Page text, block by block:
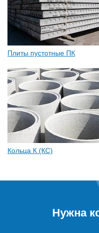
Плиты пустотные ПК
Кольца К (КС)
Нужна